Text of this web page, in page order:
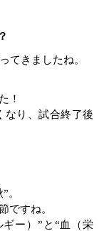
てきましたね。
！
なり、試合終了後
。
ですね。
ー）”と“血（栄